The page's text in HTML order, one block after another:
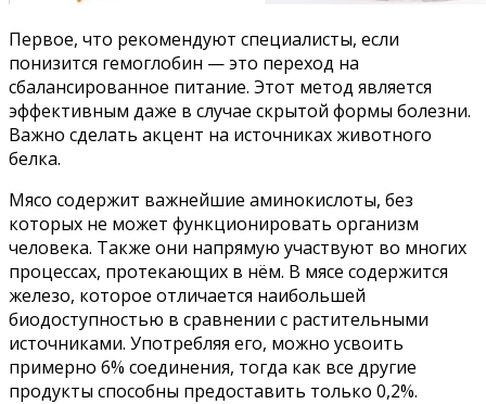
Первое, что рекомендуют специалисты, если
понизится гемоглобин — это переход на
сбалансированное питание. Этот метод является
эффективным даже в случае скрытой формы болезни.
Важно сделать акцент на источниках животного
белка.
Мясо содержит важнейшие аминокислоты, без
которых не может функционировать организм
человека. Также они напрямую участвуют во многих
процессах, протекающих в нём. В мясе содержится
железо, которое отличается наибольшей
биодоступностью в сравнении с растительными
источниками. Употребляя его, можно усвоить
примерно 6% соединения, тогда как все другие
продукты способны предоставить только 0,2%.